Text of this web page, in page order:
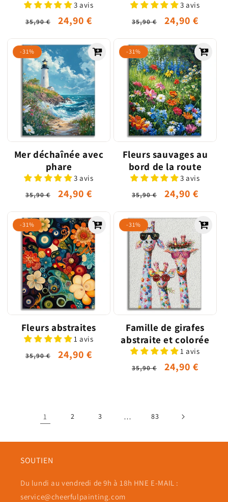
3 avis
Prix
habituel
35,90 €
Prix
promotionnel
24,90 €
3 avis
Prix
habituel
35,90 €
Prix
24,90 €
-31%
Mer déchaînée avec
phare
3 avis
Prix
habituel
35,90 €
Prix
promotionnel
24,90 €
-31%
Fleurs sauvages au
bord de la route
3 avis
Prix
habituel
35,90 €
Prix
24,90 €
-31%
Fleurs abstraites
1 avis
Prix
35,90 €
Prix
24,90 €
-31%
Famille de girafes
abstraite et colorée
1 avis
Prix
35,90 €
Prix
24,90 €
1 2 3 … 83
SOUTIEN
Du lundi au vendredi de 9h à 18h HNE E-MAIL :
service@cheerfulpainting.com